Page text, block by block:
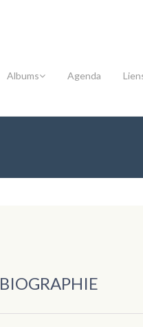
Albums Agenda
BIOGRAPHIE